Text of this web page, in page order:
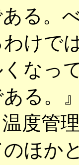
る。
けで
くなっ
ある。
度管
のほか